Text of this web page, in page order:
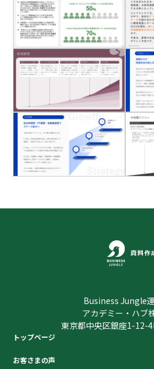
Business Jungle
アカデミー・ハブ
東京都中央区銀座1-12-
トップページ
お客さまの声